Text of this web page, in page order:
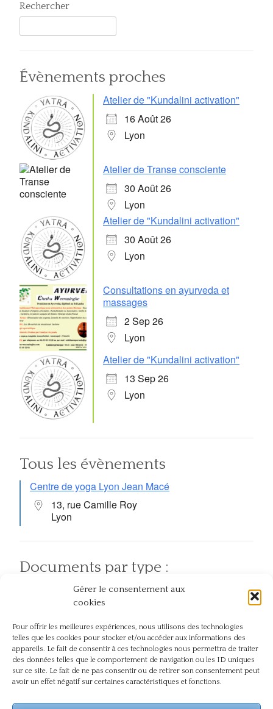
Gérer le consentement aux
cookies
Pour offrir les meilleures expériences, nous utilisons des technologies
telles que les cookies pour stocker et/ou accéder aux informations des
appareils. Le fait de consentir à ces technologies nous permettra de traiter
des données telles que le comportement de navigation ou les ID uniques
sur ce site. Le fait de ne pas consentir ou de retirer son consentement peut
avoir un effet négatif sur certaines caractéristiques et fonctions.
Rechercher
Évènements proches
Atelier de "Kundalini activation"
16 Août 26
Lyon
Atelier de Transe consciente
30 Août 26
Lyon
Atelier de "Kundalini activation"
30 Août 26
Lyon
Consultations en ayurveda et
massages
2 Sep 26
Lyon
Atelier de "Kundalini activation"
13 Sep 26
Lyon
Tous les évènements
Centre de yoga Lyon Jean Macé
13, rue Camille Roy
Lyon
Documents par type :
Articles Atelier et événement
Documents par thème :
Action Chez soi Compassion Dos En plein air Journée